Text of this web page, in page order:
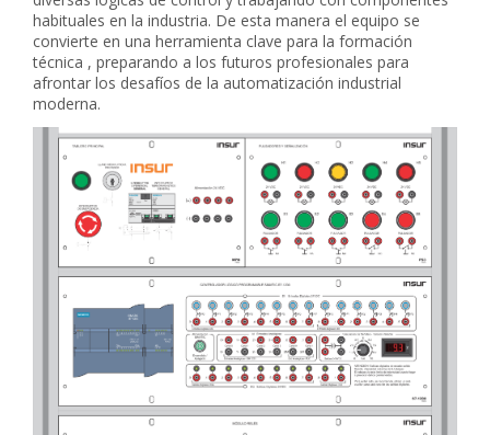
habituales en la industria. De esta manera el equipo se
convierte en una herramienta clave para la formación
técnica , preparando a los futuros profesionales para
afrontar los desafíos de la automatización industrial
moderna.